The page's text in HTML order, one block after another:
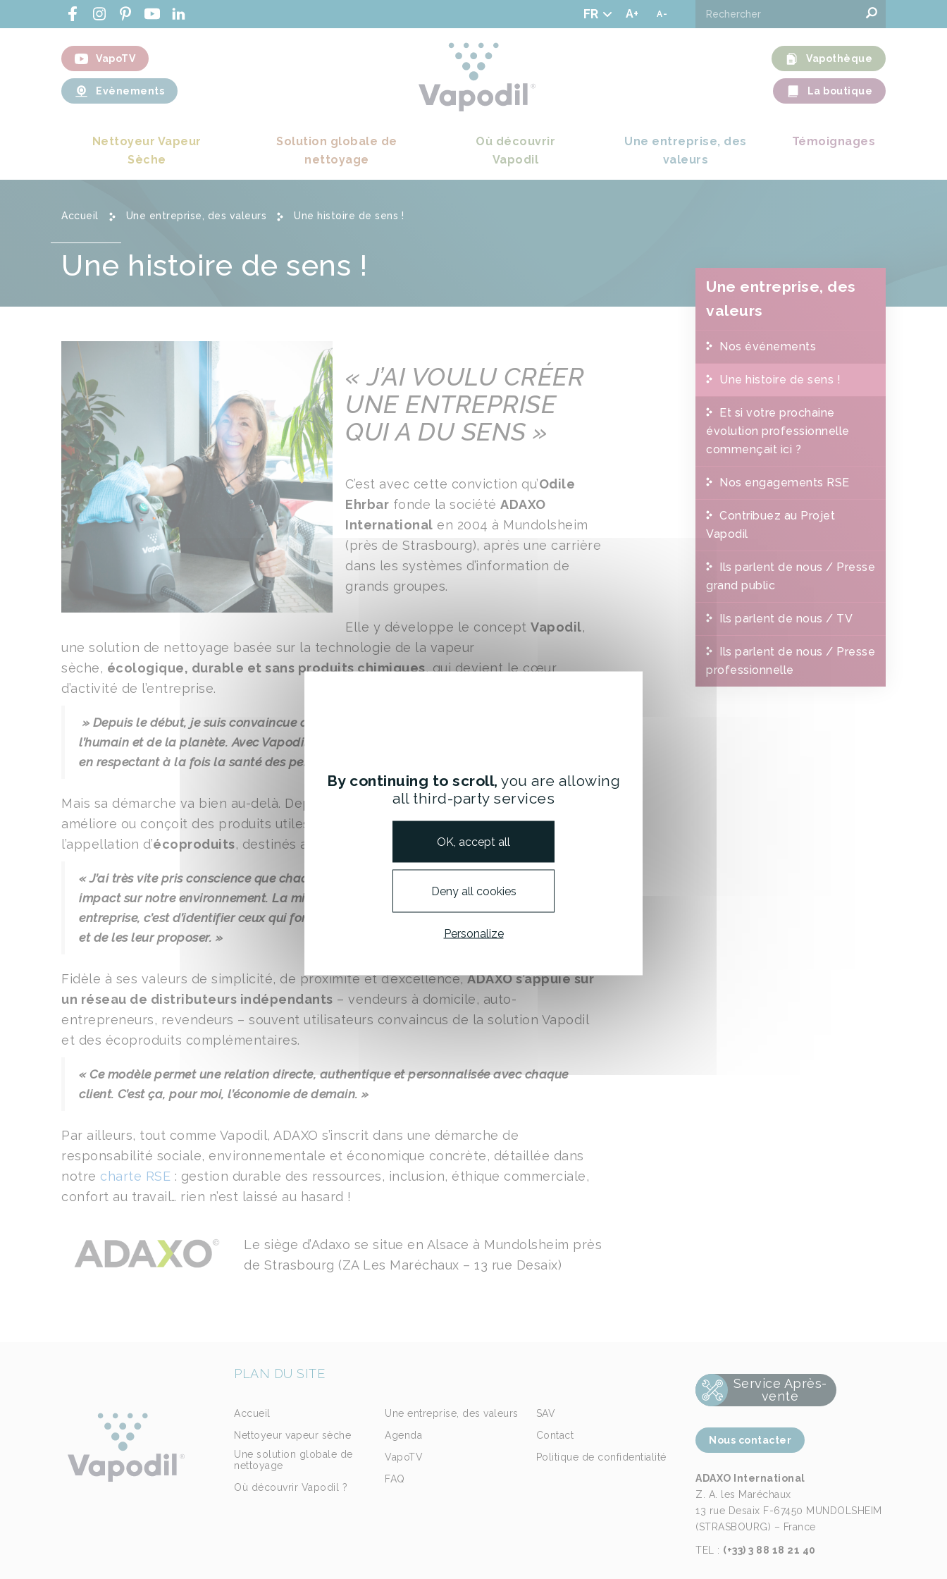
A+ A-
VapoTV
Evènements
Vapothèque
La boutique
Nettoyeur Vapeur
Sèche
Solution globale de
nettoyage
Où découvrir
Vapodil
Une entreprise, des
valeurs
Témoignages
Accueil Une entreprise, des valeurs Une histoire de sens !
Une histoire de sens !
Une entreprise, des
valeurs
Nos événements
Une histoire de sens !
Et si votre prochaine
évolution professionnelle
commençait ici ?
Nos engagements RSE
Contribuez au Projet
Vapodil
Ils parlent de nous / Presse
grand public
Ils parlent de nous / TV
Ils parlent de nous / Presse
professionnelle
« J’AI VOULU CRÉER
UNE ENTREPRISE
QUI A DU SENS »
C’est avec cette conviction qu’Odile
Ehrbar fonde la société ADAXO
International en 2004 à Mundolsheim
(près de Strasbourg), après une carrière
dans les systèmes d’information de
grands groupes.
Elle y développe le concept Vapodil,
une solution de nettoyage basée sur la technologie de la vapeur
sèche, écologique, durable et sans produits chimiques, qui devient le cœur
d’activité de l’entreprise.
» Depuis le début, je suis convaincue que la technologie peut être mise au service de
l’humain et de la planète. Avec Vapodil, on nettoie très efficacement mais autrement,
en respectant à la fois la santé des personnes et l’environnement. »
Mais sa démarche va bien au-delà. Depuis deux décennies, elle sélectionne,
améliore ou conçoit des produits utiles, innovants et durables, rassemblés sous
l’appellation d’écoproduits, destinés aux domaines de la Maisonet du
« J’ai très vite pris conscience que chaque produit manufacturé et consommé a un
impact sur notre environnement. La mission que je me suis donnée à travers mon
entreprise, c’est d’identifier ceux qui font du bien, aux personnes comme à la planète,
et de les leur proposer. »
Fidèle à ses valeurs de simplicité, de proximité et d’excellence,ADAXO s’appuie sur
un réseau de distributeurs indépendants – vendeurs à domicile, auto-
entrepreneurs, revendeurs – souvent utilisateurs convaincus de la solution Vapodil
et des écoproduits complémentaires.
« Ce modèle permet une relation directe, authentique et personnalisée avec chaque
client. C’est ça, pour moi, l’économie de demain. »
Par ailleurs, tout comme Vapodil, ADAXO s’inscrit dans une démarche de
responsabilité sociale, environnementale et économique concrète, détaillée dans
notre charte RSE : gestion durable des ressources, inclusion, éthique commerciale,
confort au travail… rien n’est laissé au hasard !
Le siège d’Adaxo se situe en Alsace à Mundolsheim près
de Strasbourg (ZA Les Maréchaux – 13 rue Desaix)
PLAN DU SITE
Accueil
Nettoyeur vapeur sèche
Une solution globale de
nettoyage
Où découvrir Vapodil ?
Une entreprise, des valeurs
Agenda
VapoTV
FAQ
SAV
Contact
Politique de confidentialité
Service Après-
vente
Nous contacter
ADAXO International
Z. A. les Maréchaux
13 rue Desaix F-67450 MUNDOLSHEIM
(STRASBOURG) – France
TEL : (+33) 3 88 18 21 40
By continuing to scroll, you are allowing
all third-party services
OK, accept all
Deny all cookies
Personalize